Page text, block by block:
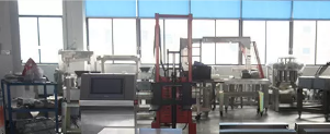
STARTSEITE
Intellectualized
Machinery
Co.,
Ltd..
Rights
Reserved.